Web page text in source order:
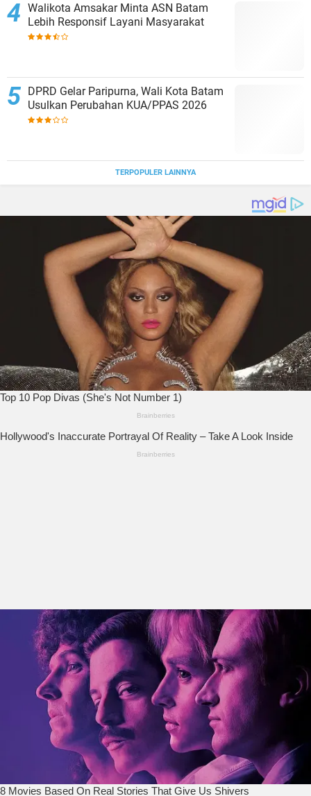
Walikota Amsakar Minta ASN Batam
Lebih Responsif Layani Masyarakat
DPRD Gelar Paripurna, Wali Kota Batam
Usulkan Perubahan KUA/PPAS 2026
TERPOPULER LAINNYA